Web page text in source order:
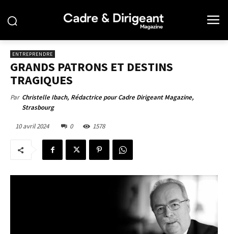
ENTREPRENDRE
GRANDS PATRONS ET DESTINS
TRAGIQUES
Par Christelle Ibach, Rédactrice pour Cadre Dirigeant Magazine,
Strasbourg
10 avril 2024 0 1578